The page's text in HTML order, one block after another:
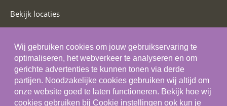
Bekijk locaties
Social Media
Algemene voorwaarden
Wij gebruiken cookies om jouw gebruikservaring te
optimaliseren, het webverkeer te analyseren en om
gerichte advertenties te kunnen tonen via derde
partijen. Noodzakelijke cookies gebruiken wij altijd om
onze website goed te laten functioneren. Bekijk hoe wij
cookies gebruiken bij Cookie instellingen ook kun je